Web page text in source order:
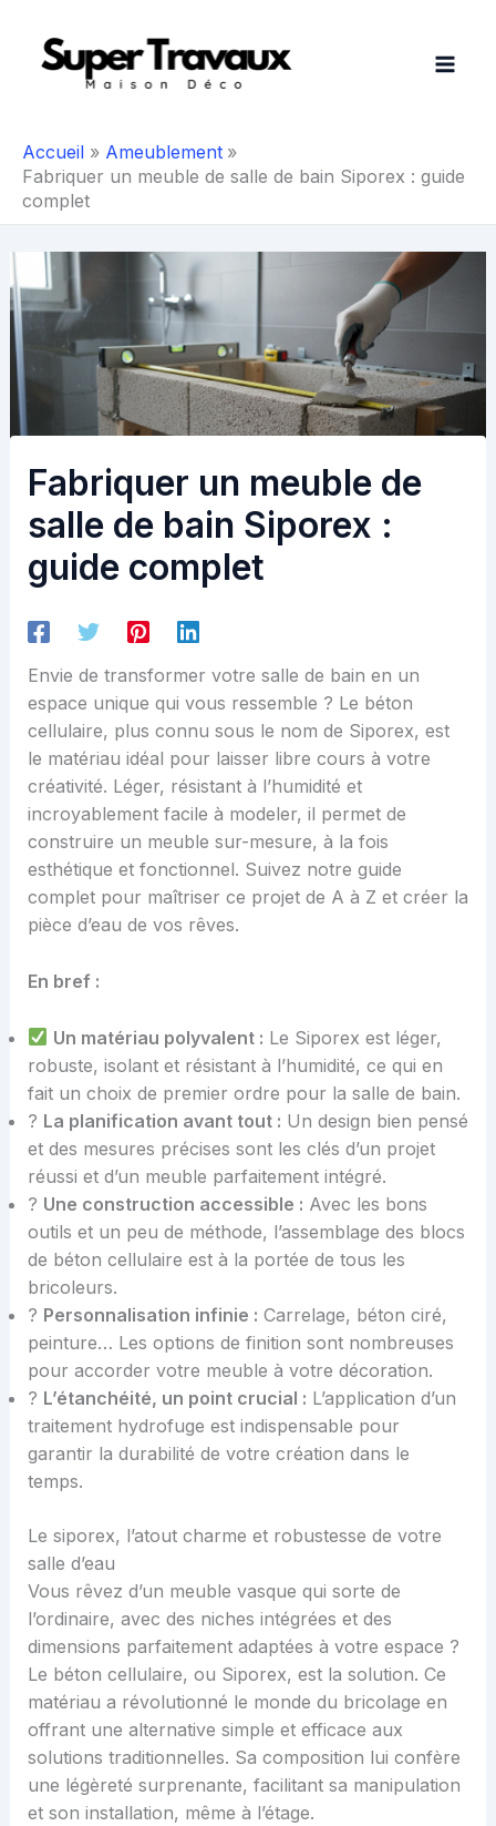
contenu
Accueil
Ameublement
Fabriquer un meuble de salle de bain Siporex : guide
complet
Fabriquer un meuble de
salle de bain Siporex :
guide complet
Envie de transformer votre salle de bain en un
espace unique qui vous ressemble ? Le béton
cellulaire, plus connu sous le nom de Siporex, est
le matériau idéal pour laisser libre cours à votre
créativité. Léger, résistant à l’humidité et
incroyablement facile à modeler, il permet de
construire un meuble sur-mesure, à la fois
esthétique et fonctionnel. Suivez notre guide
complet pour maîtriser ce projet de A à Z et créer la
pièce d’eau de vos rêves.
En bref :
Un matériau polyvalent : Le Siporex est léger,
robuste, isolant et résistant à l’humidité, ce qui en
fait un choix de premier ordre pour la salle de bain.
? La planification avant tout : Un design bien pensé
et des mesures précises sont les clés d’un projet
réussi et d’un meuble parfaitement intégré.
?️ Une construction accessible : Avec les bons
outils et un peu de méthode, l’assemblage des blocs
de béton cellulaire est à la portée de tous les
bricoleurs.
? Personnalisation infinie : Carrelage, béton ciré,
peinture… Les options de finition sont nombreuses
pour accorder votre meuble à votre décoration.
? L’étanchéité, un point crucial : L’application d’un
traitement hydrofuge est indispensable pour
garantir la durabilité de votre création dans le
temps.
Le siporex, l’atout charme et robustesse de votre
salle d’eau
Vous rêvez d’un meuble vasque qui sorte de
l’ordinaire, avec des niches intégrées et des
dimensions parfaitement adaptées à votre espace ?
Le béton cellulaire, ou Siporex, est la solution. Ce
matériau a révolutionné le monde du bricolage en
offrant une alternative simple et efficace aux
solutions traditionnelles. Sa composition lui confère
une légèreté surprenante, facilitant sa manipulation
et son installation, même à l’étage.